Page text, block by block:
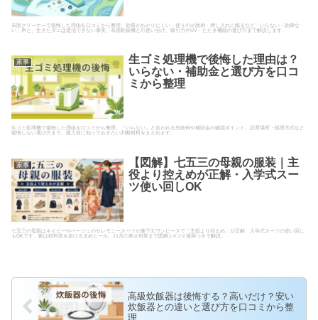
布団クリーナーで後悔した理由を口コミから整理。効果がわかりにくい・使うのが面倒・押し入れに眠るなど「いらない・効果な
い」声と、生きたダニは退治できない事実、布団乾燥機との使い分け、吸引力やUV・たたき機能の選び方まで解説します。
家事
生ゴミ処理機で後悔した理由は？
いらない・補助金と選び方を口コ
ミから整理
生ゴミ処理機で後悔した理由を口コミから整理。「いらない」と言われる失敗例や補助金の確認ポイント、設置場所・処理方式など
後悔しない選び方まで、購入前に知っておきたい判断材料をまとめます。
家事
【図解】七五三の母親の服装｜主
役より控えめが正解・入学式スー
ツ使い回しOK
七五三の母親はネイビーやベージュのセレモニースーツか膝下丈ワンピースで「主役より控えめ」が正解。入学式スーツの使い回し
もOKです。靴は砂利道を歩ける太めヒール、11月の寒さ対策まで図解と4コマ漫画つきで解説。
高級炊飯器は後悔する？高いだけ？安い
炊飯器との違いと選び方を口コミから整
理